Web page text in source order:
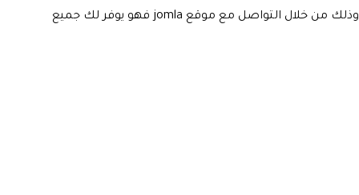
فهي تساعدك على الاستخدام في نفخ عجلات الدراجات النارية والسيارات، وذلك من خلال التواصل مع موقع jomla فهو يوفر لك جميع